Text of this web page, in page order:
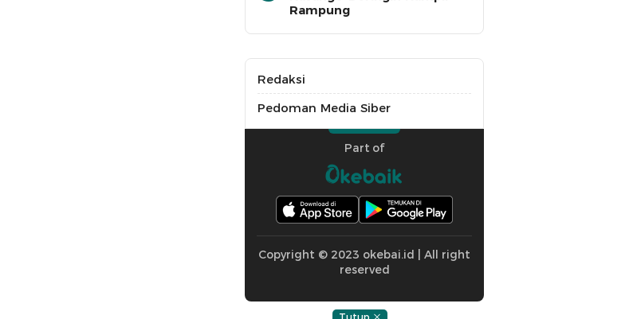
Rampung
Redaksi
Pedoman Media Siber
Part of
Copyright © 2023 okebai.id | All right
reserved